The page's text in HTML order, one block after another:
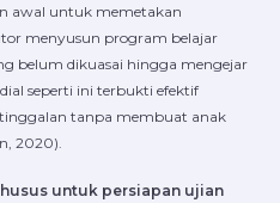
awal untuk memetakan
menyusun program belajar
belum dikuasai hingga mengejar
seperti ini terbukti efektif
tanpa membuat anak
2020).
untuk persiapan ujian